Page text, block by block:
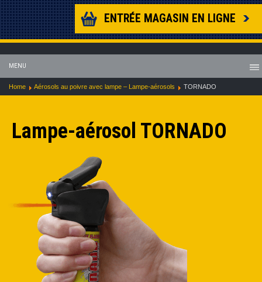
ENTRÉE MAGASIN EN LIGNE
MENU
Home Aérosols au poivre avec lampe – Lampe-aérosols TORNADO
Lampe-aérosol TORNADO